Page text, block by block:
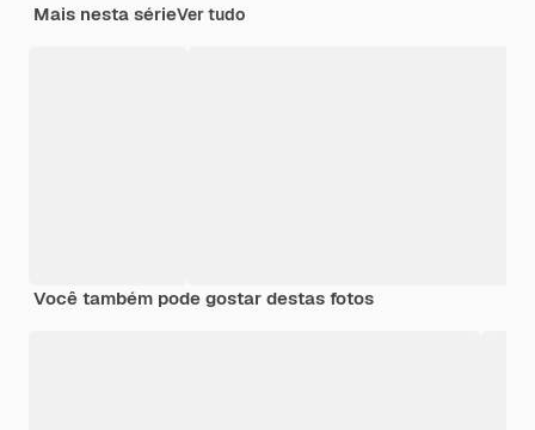
Mais nesta sérieVer tudo
Você também pode gostar destas fotos